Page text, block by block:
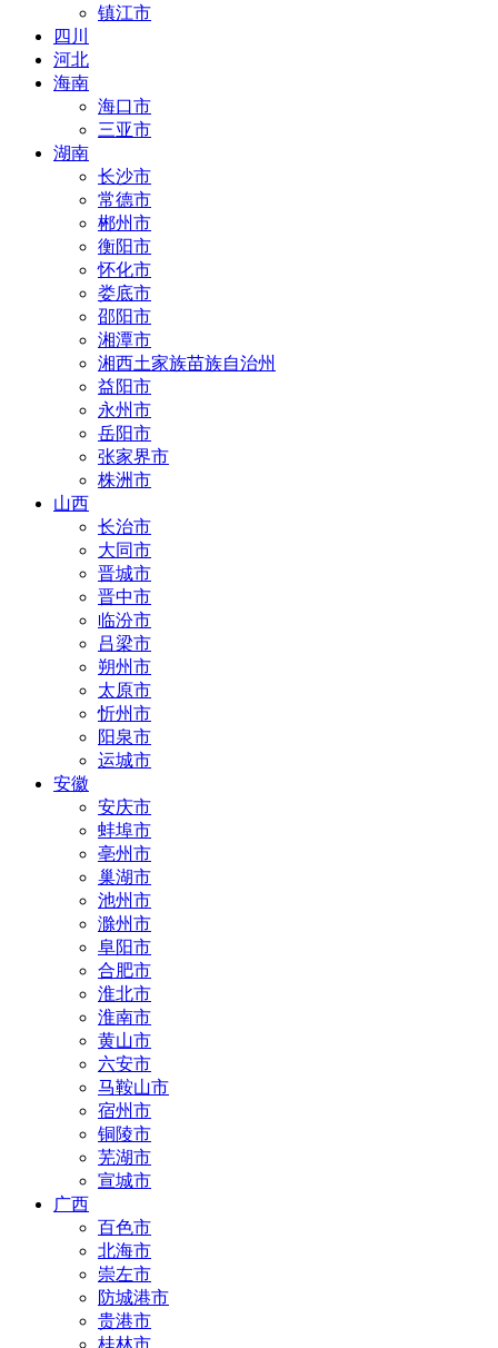
镇江市
四川
河北
海南
海口市
三亚市
湖南
长沙市
常德市
郴州市
衡阳市
怀化市
娄底市
邵阳市
湘潭市
湘西土家族苗族自治州
益阳市
永州市
岳阳市
张家界市
株洲市
山西
长治市
大同市
晋城市
晋中市
临汾市
吕梁市
朔州市
太原市
忻州市
阳泉市
运城市
安徽
安庆市
蚌埠市
亳州市
巢湖市
池州市
滁州市
阜阳市
合肥市
淮北市
淮南市
黄山市
六安市
马鞍山市
宿州市
铜陵市
芜湖市
宣城市
广西
百色市
北海市
崇左市
防城港市
贵港市
桂林市